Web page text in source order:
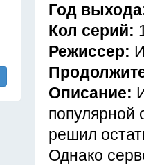
Год
Кол серий:
Режиссер:
Описание:
популярной
решил
Однако